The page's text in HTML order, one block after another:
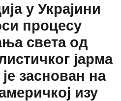
у Украјини
процесу
света од
јарма
заснован на
изу